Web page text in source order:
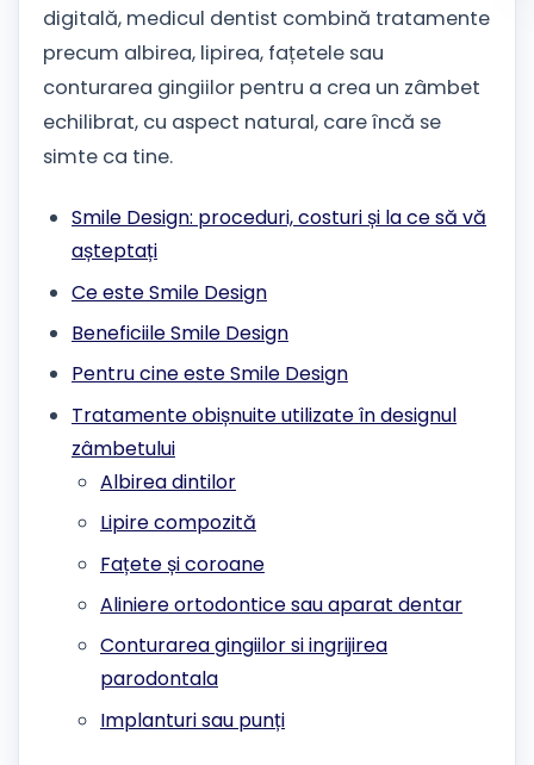
digitală, medicul dentist combină tratamente
precum albirea, lipirea, fațetele sau
conturarea gingiilor pentru a crea un zâmbet
echilibrat, cu aspect natural, care încă se
simte ca tine.
Smile Design: proceduri, costuri și la ce să vă
așteptați
Ce este Smile Design
Beneficiile Smile Design
Pentru cine este Smile Design
Tratamente obișnuite utilizate în designul
zâmbetului
Albirea dintilor
Lipire compozită
Fațete și coroane
Aliniere ortodontice sau aparat dentar
Conturarea gingiilor si ingrijirea
parodontala
Implanturi sau punți